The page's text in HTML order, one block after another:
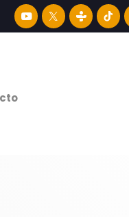
LA MEJOR MÚSICA